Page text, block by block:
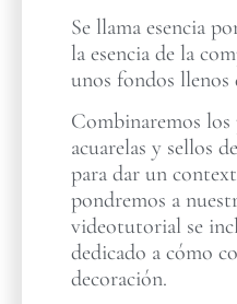
Se llama esencia
la esencia de la
unos fondos
Combinaremos los
acuarelas y sellos
para dar un
pondremos a
videotutorial se
dedicado a cómo
decoración.